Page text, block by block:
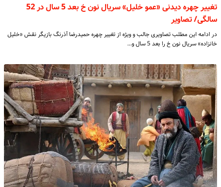
تغییر چهره دیدنی «عمو خلیل» سریال نون خ بعد 5 سال در 52
سالگی/ تصاویر
در ادامه این مطلب تصاویری جالب و ویژه از تغییر چهره حمیدرضا آذرنگ بازیگر نقش «خلیل
خانزاده» سریال نون خ را بعد 5 سال و…